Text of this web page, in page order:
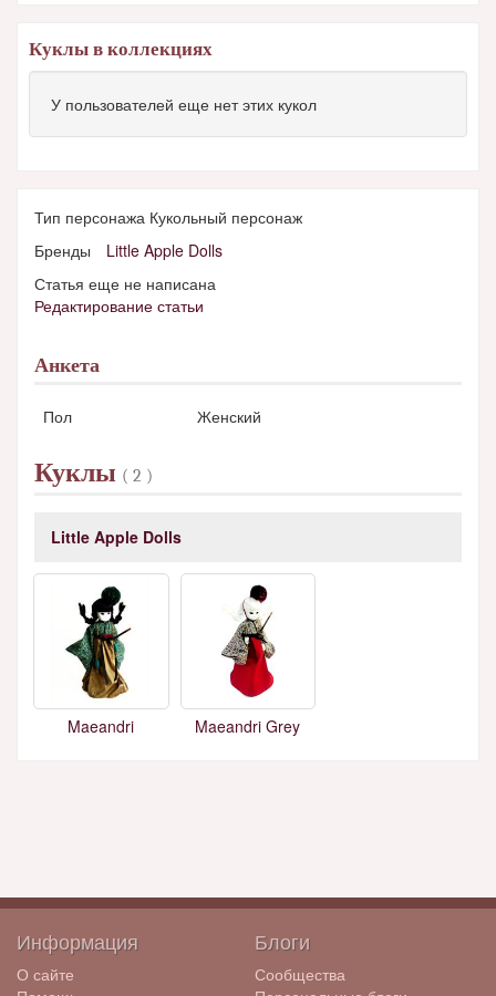
Куклы в коллекциях
У пользователей еще нет этих кукол
Тип персонажа Кукольный персонаж
Бренды
Little Apple Dolls
Статья еще не написана
Редактирование статьи
Анкета
Пол Женский
Куклы ( 2 )
Little Apple Dolls
Maeandri Maeandri Grey
Информация
О сайте
Блоги
Сообщества